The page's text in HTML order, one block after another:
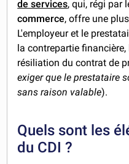
de services, qui, régi par
commerce, offre une
L'employeur et le
la contrepartie
résiliation du contrat de
exiger que le prestataire
sans raison valable).
Quels sont les
du CDI ?